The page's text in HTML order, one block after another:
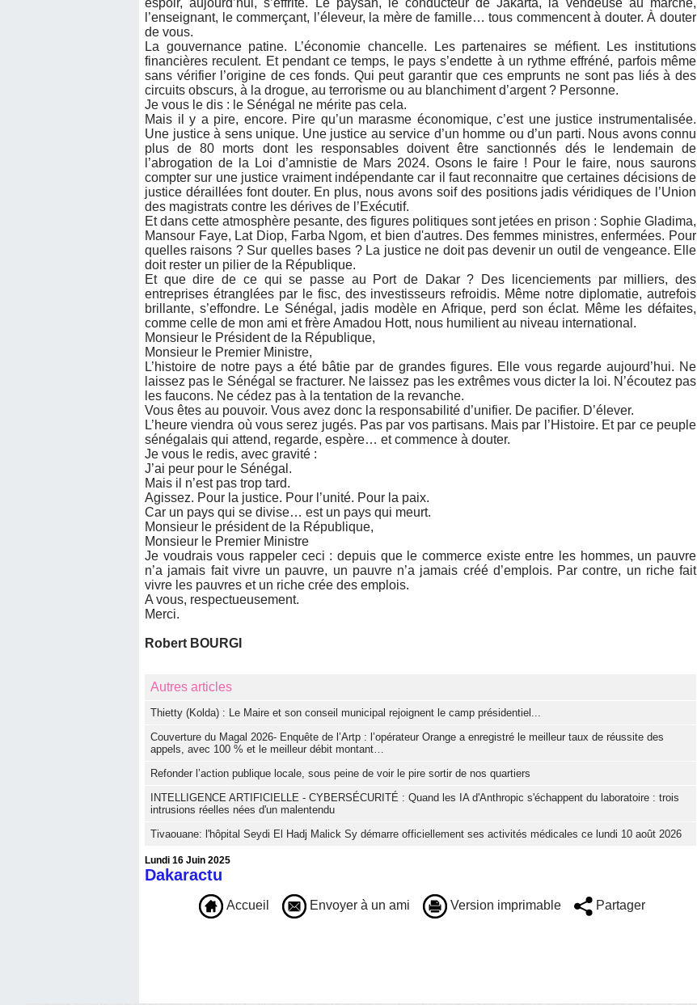
l’enseignant, le commerçant, l’éleveur, la mère de famille… tous commencent à douter. À douter
de vous.
La gouvernance patine. L’économie chancelle. Les partenaires se méfient. Les institutions
financières reculent. Et pendant ce temps, le pays s’endette à un rythme effréné, parfois même
sans vérifier l’origine de ces fonds. Qui peut garantir que ces emprunts ne sont pas liés à des
circuits obscurs, à la drogue, au terrorisme ou au blanchiment d’argent ? Personne.
Je vous le dis : le Sénégal ne mérite pas cela.
Mais il y a pire, encore. Pire qu’un marasme économique, c’est une justice instrumentalisée.
Une justice à sens unique. Une justice au service d’un homme ou d’un parti. Nous avons connu
plus de 80 morts dont les responsables doivent être sanctionnés dés le lendemain de
l’abrogation de la Loi d’amnistie de Mars 2024. Osons le faire ! Pour le faire, nous saurons
compter sur une justice vraiment indépendante car il faut reconnaitre que certaines décisions de
justice déraillées font douter. En plus, nous avons soif des positions jadis véridiques de l’Union
des magistrats contre les dérives de l’Exécutif.
Et dans cette atmosphère pesante, des figures politiques sont jetées en prison : Sophie Gladima,
Mansour Faye, Lat Diop, Farba Ngom, et bien d'autres. Des femmes ministres, enfermées. Pour
quelles raisons ? Sur quelles bases ? La justice ne doit pas devenir un outil de vengeance. Elle
doit rester un pilier de la République.
Et que dire de ce qui se passe au Port de Dakar ? Des licenciements par milliers, des
entreprises étranglées par le fisc, des investisseurs refroidis. Même notre diplomatie, autrefois
brillante, s’effondre. Le Sénégal, jadis modèle en Afrique, perd son éclat. Même les défaites,
comme celle de mon ami et frère Amadou Hott, nous humilient au niveau international.
Monsieur le Président de la République,
Monsieur le Premier Ministre,
L’histoire de notre pays a été bâtie par de grandes figures. Elle vous regarde aujourd’hui. Ne
laissez pas le Sénégal se fracturer. Ne laissez pas les extrêmes vous dicter la loi. N’écoutez pas
les faucons. Ne cédez pas à la tentation de la revanche.
Vous êtes au pouvoir. Vous avez donc la responsabilité d’unifier. De pacifier. D’élever.
L’heure viendra où vous serez jugés. Pas par vos partisans. Mais par l’Histoire. Et par ce peuple
sénégalais qui attend, regarde, espère… et commence à douter.
Je vous le redis, avec gravité :
J’ai peur pour le Sénégal.
Mais il n’est pas trop tard.
Agissez. Pour la justice. Pour l’unité. Pour la paix.
Car un pays qui se divise… est un pays qui meurt.
Monsieur le président de la République,
Monsieur le Premier Ministre
Je voudrais vous rappeler ceci : depuis que le commerce existe entre les hommes, un pauvre
n’a jamais fait vivre un pauvre, un pauvre n’a jamais créé d’emplois. Par contre, un riche fait
vivre les pauvres et un riche crée des emplois.
A vous, respectueusement.
Merci.
Robert BOURGI
Autres articles
‎Thietty (Kolda) : Le Maire et son conseil municipal rejoignent le camp présidentiel...
Couverture du Magal 2026- Enquête de l’Artp : l’opérateur Orange a enregistré le meilleur taux de réussite des
appels, avec 100 % et le meilleur débit montant…
Refonder l’action publique locale, sous peine de voir le pire sortir de nos quartiers
INTELLIGENCE ARTIFICIELLE - CYBERSÉCURITÉ : Quand les IA d'Anthropic s'échappent du laboratoire : trois
intrusions réelles nées d'un malentendu
Tivaouane: l'hôpital Seydi El Hadj Malick Sy démarre officiellement ses activités médicales ce lundi 10 août 2026
Lundi 16 Juin 2025
Dakaractu
Accueil Envoyer à un ami Version imprimable Partager